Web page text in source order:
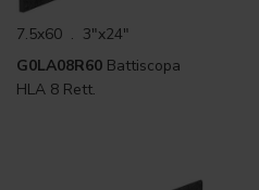
7.5x60 . 3"x24"
G0LA08R60 Battiscopa
HLA 8 Rett.